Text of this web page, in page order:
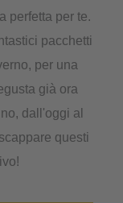
perfetta per te.
pacchetti
per una
già ora
dall'oggi al
questi